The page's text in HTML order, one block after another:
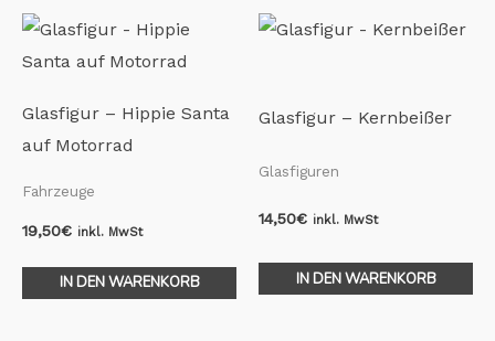
Glasfigur – Hippie Santa
auf Motorrad
Fahrzeuge
19,50€ inkl. MwSt
IN DEN WARENKORB
Glasfigur – Kernbeißer
Glasfiguren
14,50€ inkl. MwSt
IN DEN WARENKORB